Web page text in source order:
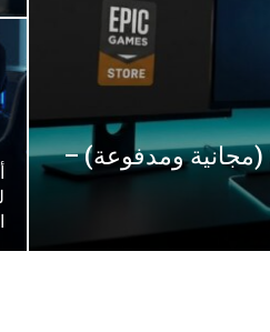
أفضل مواقع تحميل ألعاب PC كاملة 2026 (مجانية ومدفوعة) –